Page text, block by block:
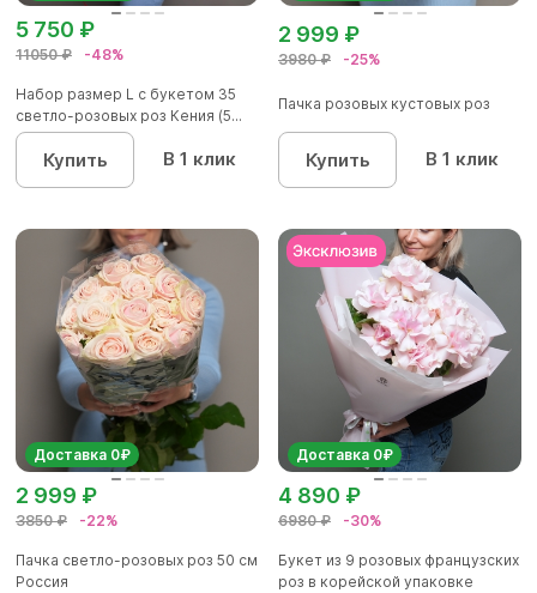
11050 ₽ -48%
5 750 ₽
Набор размер L с букетом 35
светло-розовых роз Кения (5...
Купить В 1 клик
3980 ₽ -25%
2 999 ₽
Пачка розовых кустовых роз
Купить В 1 клик
Доставка 0₽
3850 ₽ -22%
2 999 ₽
Пачка светло-розовых роз 50 см
Россия
Доставка 0₽
6980 ₽ -30%
4 890 ₽
Букет из 9 розовых французских
роз в корейской упаковке